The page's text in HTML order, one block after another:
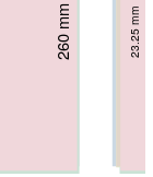
256 mm 30.9 mm
256 mm 25 mm
263 mm 24 mm
257 mm 27.4 mm
256 mm 27.1 mm
260 mm 23.25 mm